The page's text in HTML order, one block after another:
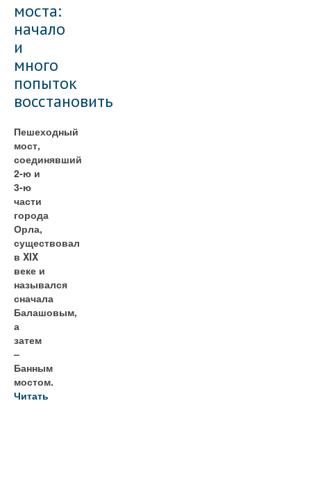
моста:
начало
и
много
попыток
восстановить
Пешеходный
мост,
соединявший
2-ю и
3-ю
части
города
Орла,
существовал
в XIX
веке и
назывался
сначала
Балашовым,
а
затем
–
Банным
мостом.
Читать